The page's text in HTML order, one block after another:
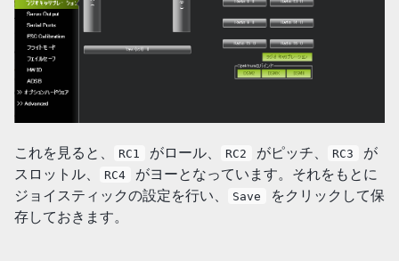
これを見ると、 RC1 がロール、 RC2 がピッチ、 RC3
が
スロットル、
RC4
がヨーとなっています。それをもとに
ジョイスティックの設定を行い、
Save
をクリックして保
存しておきます。